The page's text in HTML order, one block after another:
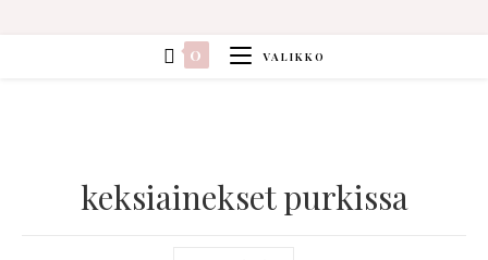
0 VALIKKO
keksiainekset purkissa